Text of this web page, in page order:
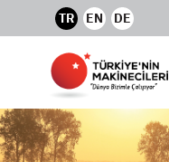
TR EN DE